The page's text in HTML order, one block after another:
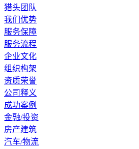
猎头团队
我们优势
服务保障
服务流程
企业文化
组织构架
资质荣誉
公司释义
成功案例
金融/投资
房产建筑
汽车/物流